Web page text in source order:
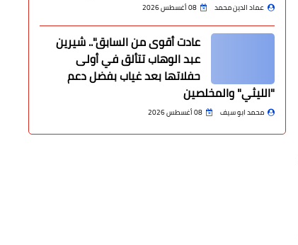
عماد الدين محمد 08 أغسطس 2026
عادت أقوى من السابق".. شيرين
عبد الوهاب تتألق في أولى
حفلاتها بعد غياب بفضل دعم
"الليثي" والمخلصين
محمد ابو سيف 08 أغسطس 2026